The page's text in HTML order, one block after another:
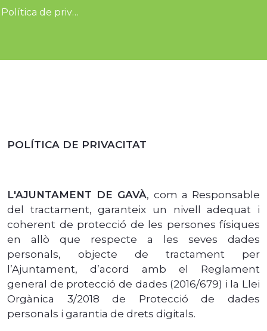
Política de privacitat
POLÍTICA DE PRIVACITAT
L'AJUNTAMENT DE GAVÀ, com a Responsable
del tractament, garanteix un nivell adequat i
coherent de protecció de les persones físiques
en allò que respecte a les seves dades
personals, objecte de tractament per
l’Ajuntament, d’acord amb el Reglament
general de protecció de dades (2016/679) i la Llei
Orgànica 3/2018 de Protecció de dades
personals i garantia de drets digitals.